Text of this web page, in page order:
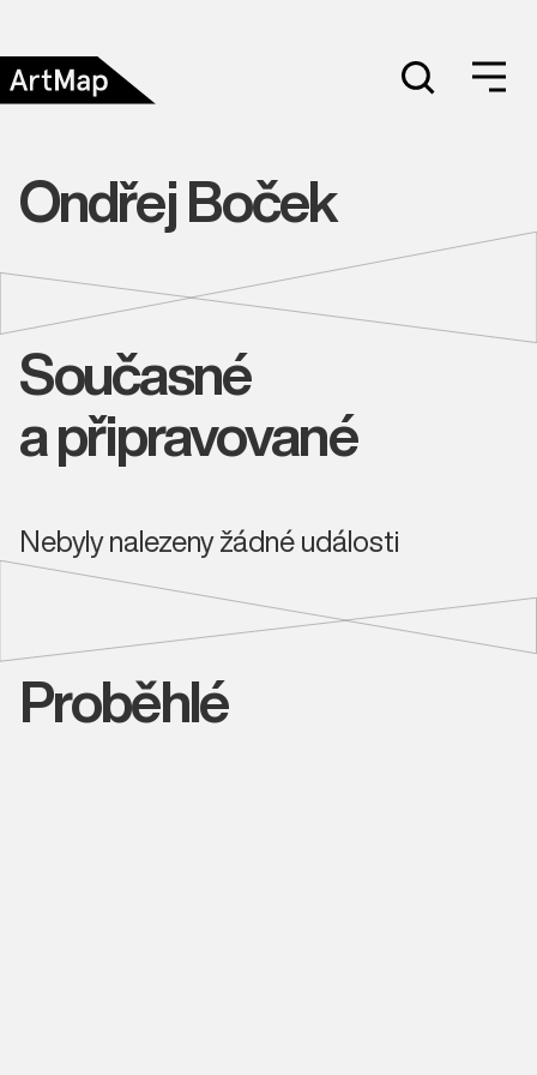
Ondřej Boček
Současné
a připravované
Nebyly nalezeny žádné události
Proběhlé